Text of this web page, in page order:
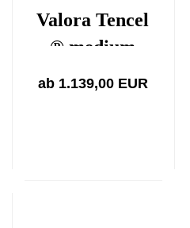
Valora Tencel
® medium
ab 1.139,00 EUR